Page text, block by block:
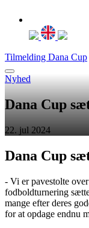
Tilmelding Dana Cup
Nyhed
Dana Cup
22. jul 2024
Dana Cup
- Vi er pavestolte
fodboldturnering
mange efter deres
for at opdage endnu